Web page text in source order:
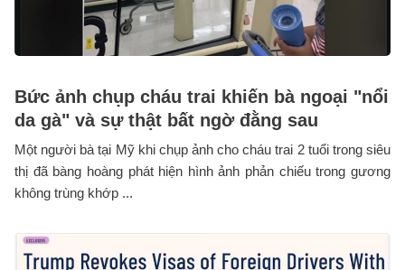
Bức ảnh chụp cháu trai khiến bà ngoại "nổi
da gà" và sự thật bất ngờ đằng sau
Một người bà tại Mỹ khi chụp ảnh cho cháu trai 2 tuổi trong siêu
thị đã bàng hoàng phát hiện hình ảnh phản chiếu trong gương
không trùng khớp ...